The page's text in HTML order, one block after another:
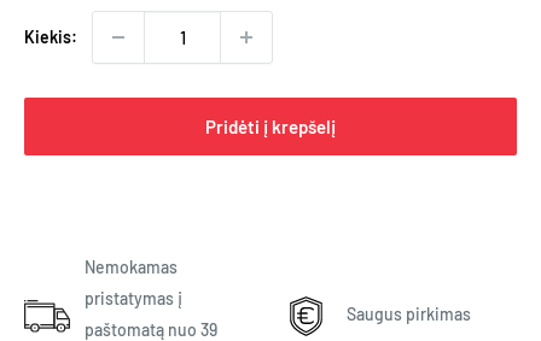
Kiekis:
Pridėti į krepšelį
Nemokamas
pristatymas į
paštomatą nuo 39
Saugus pirkimas